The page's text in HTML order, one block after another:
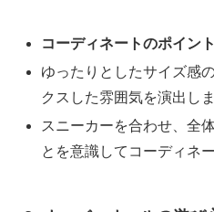
コーディネートのポイント
ゆったりとしたサイズ感
クスした雰囲気を演出し
スニーカーを合わせ、全
とを意識してコーディネ